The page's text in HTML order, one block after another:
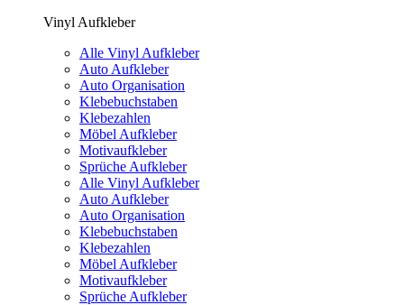
Vinyl Aufkleber
Alle Vinyl Aufkleber
Auto Aufkleber
Auto Organisation
Klebebuchstaben
Klebezahlen
Möbel Aufkleber
Motivaufkleber
Sprüche Aufkleber
Alle Vinyl Aufkleber
Auto Aufkleber
Auto Organisation
Klebebuchstaben
Klebezahlen
Möbel Aufkleber
Motivaufkleber
Sprüche Aufkleber